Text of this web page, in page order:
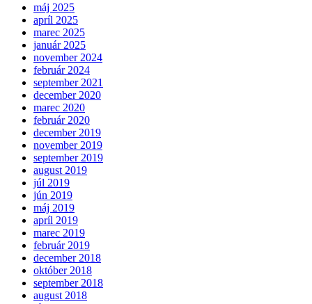
máj 2025
apríl 2025
marec 2025
január 2025
november 2024
február 2024
september 2021
december 2020
marec 2020
február 2020
december 2019
november 2019
september 2019
august 2019
júl 2019
jún 2019
máj 2019
apríl 2019
marec 2019
február 2019
december 2018
október 2018
september 2018
august 2018